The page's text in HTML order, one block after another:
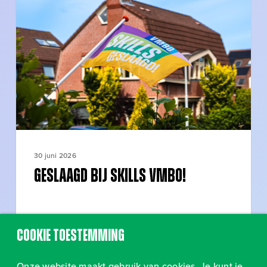
vmbo!
30 juni 2026
Geslaagd bij SKILLS vmbo!
Cookie toestemming